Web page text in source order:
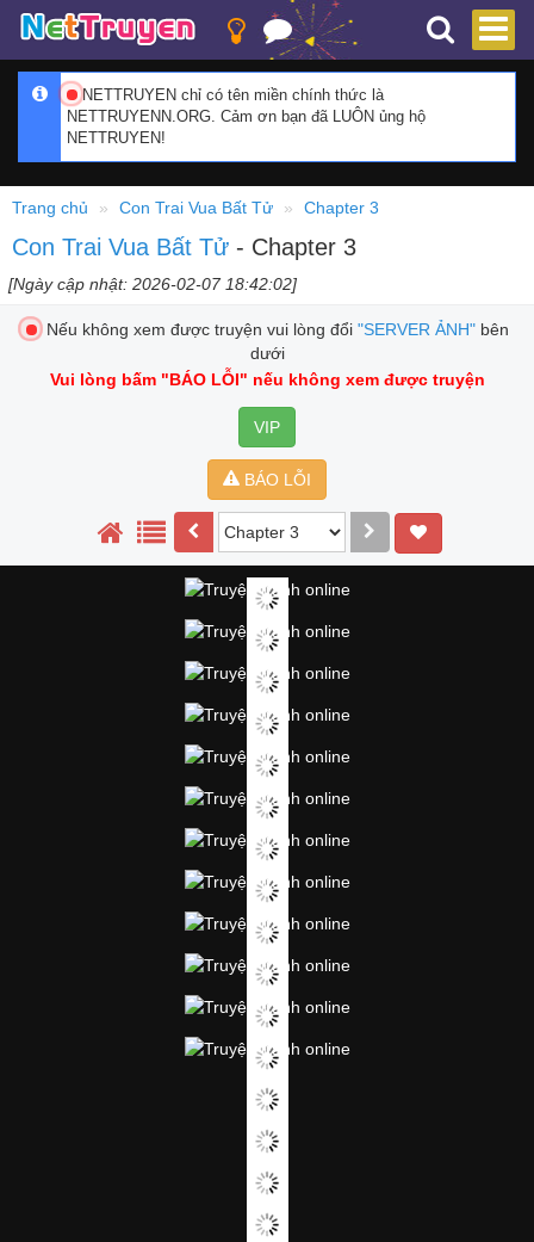
NETTRUYEN chỉ có tên miền chính thức là
NETTRUYENN.ORG. Cảm ơn bạn đã LUÔN ủng hộ
NETTRUYEN!
Trang chủ Con Trai Vua Bất Tử Chapter 3
Con Trai Vua Bất Tử - Chapter 3
[Ngày cập nhật: 2026-02-07 18:42:02]
Nếu không xem được truyện vui lòng đổi "SERVER ẢNH"bên
dưới
Vui lòng bấm "BÁO LỖI" nếu không xem được truyện
VIP
BÁO LỖI